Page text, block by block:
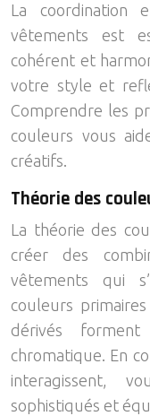
La coordination
vêtements est
cohérent et
votre style et
Comprendre les
couleurs vous
créatifs.
Théorie des
La théorie des
créer des
vêtements qui
couleurs
dérivés
chromatique. En
interagissent,
sophistiqués et